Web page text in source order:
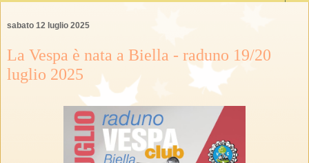
sabato 12 luglio 2025
La Vespa è nata a Biella - raduno 19/20
luglio 2025